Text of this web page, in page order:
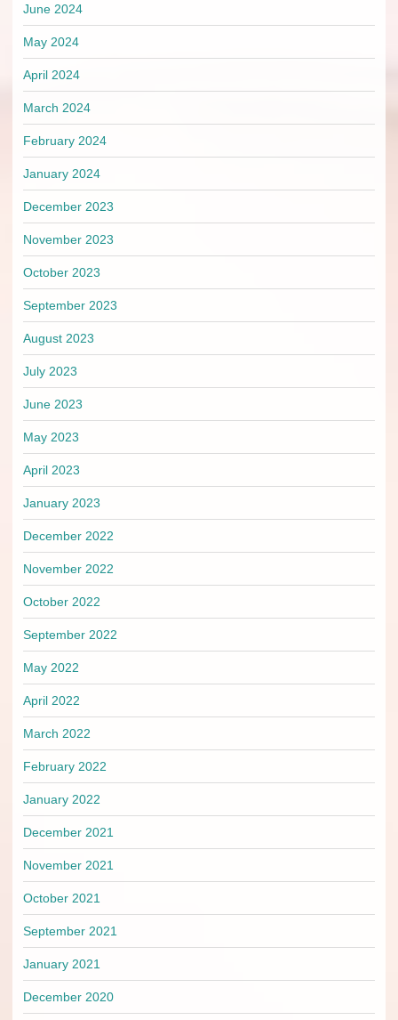
June 2024
May 2024
April 2024
March 2024
February 2024
January 2024
December 2023
November 2023
October 2023
September 2023
August 2023
July 2023
June 2023
May 2023
April 2023
January 2023
December 2022
November 2022
October 2022
September 2022
May 2022
April 2022
March 2022
February 2022
January 2022
December 2021
November 2021
October 2021
September 2021
January 2021
December 2020